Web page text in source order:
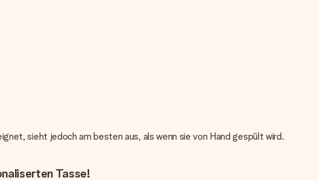
sieht jedoch am besten aus, als wenn sie von Hand gespült wird.
Tasse!